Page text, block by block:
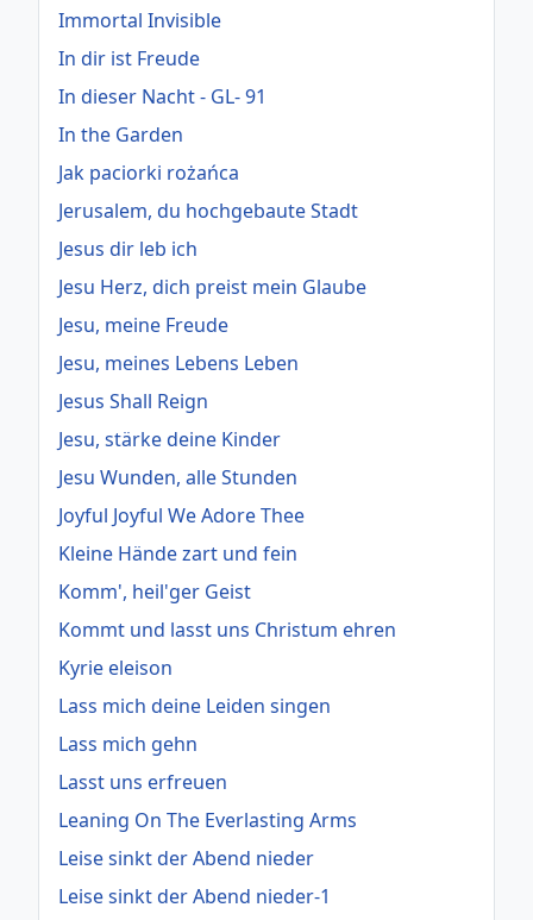
Immortal Invisible
In dir ist Freude
In dieser Nacht - GL- 91
In the Garden
Jak paciorki rożańca
Jerusalem, du hochgebaute Stadt
Jesus dir leb ich
Jesu Herz, dich preist mein Glaube
Jesu, meine Freude
Jesu, meines Lebens Leben
Jesus Shall Reign
Jesu, stärke deine Kinder
Jesu Wunden, alle Stunden
Joyful Joyful We Adore Thee
Kleine Hände zart und fein
Komm', heil'ger Geist
Kommt und lasst uns Christum ehren
Kyrie eleison
Lass mich deine Leiden singen
Lass mich gehn
Lasst uns erfreuen
Leaning On The Everlasting Arms
Leise sinkt der Abend nieder
Leise sinkt der Abend nieder-1